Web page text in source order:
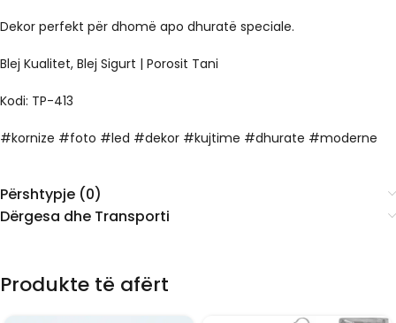
Dekor perfekt për dhomë apo dhuratë speciale.
Blej Kualitet, Blej Sigurt | Porosit Tani
Kodi: TP-413
#kornize #foto #led #dekor #kujtime #dhurate #moderne
Përshtypje (0)
Dërgesa dhe Transporti
Produkte të afërt